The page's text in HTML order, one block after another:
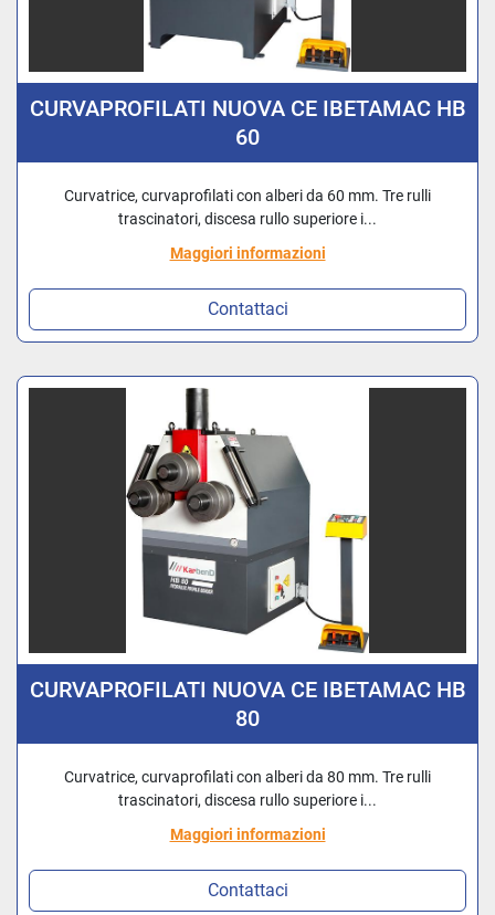
CURVAPROFILATI NUOVA CE IBETAMAC HB
60
Curvatrice, curvaprofilati con alberi da 60 mm. Tre rulli
trascinatori, discesa rullo superiore i...
Maggiori informazioni
Contattaci
CURVAPROFILATI NUOVA CE IBETAMAC HB
80
Curvatrice, curvaprofilati con alberi da 80 mm. Tre rulli
trascinatori, discesa rullo superiore i...
Maggiori informazioni
Contattaci